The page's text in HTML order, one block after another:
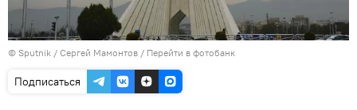
© Sputnik / Сергей Мамонтов / Перейти в фотобанк
Подписаться